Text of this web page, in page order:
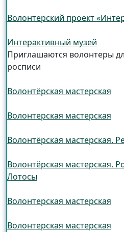
Волонтерский проект
Интерактивный музей
Приглашаются волонтеры
росписи
Волонтёрская мастерская
Волонтерская мастерская
Волонтёрская мастерская.
Волонтёрская мастерская.
Лотосы
Волонтерская мастерская
Волонтерская мастерская